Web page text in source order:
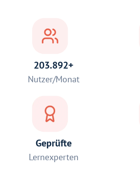
203.892+
Nutzer/Monat
Geprüfte
Lernexperten